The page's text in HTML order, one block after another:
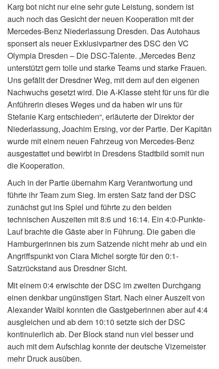
Karg bot nicht nur eine sehr gute Leistung, sondern ist
auch noch das Gesicht der neuen Kooperation mit der
Mercedes-Benz Niederlassung Dresden. Das Autohaus
sponsert als neuer Exklusivpartner des DSC den VC
Olympia Dresden – Die DSC-Talente. „Mercedes Benz
unterstützt gern tolle und starke Teams und starke Frauen.
Uns gefällt der Dresdner Weg, mit dem auf den eigenen
Nachwuchs gesetzt wird. Die A-Klasse steht für uns für die
Anführerin dieses Weges und da haben wir uns für
Stefanie Karg entschieden“, erläuterte der Direktor der
Niederlassung, Joachim Ersing, vor der Partie. Der Kapitän
wurde mit einem neuen Fahrzeug von Mercedes-Benz
ausgestattet und bewirbt in Dresdens Stadtbild somit nun
die Kooperation.
Auch in der Partie übernahm Karg Verantwortung und
führte ihr Team zum Sieg. Im ersten Satz fand der DSC
zunächst gut ins Spiel und führte zu den beiden
technischen Auszeiten mit 8:6 und 16:14. Ein 4:0-Punkte-
Lauf brachte die Gäste aber in Führung. Die gaben die
Hamburgerinnen bis zum Satzende nicht mehr ab und ein
Angriffspunkt von Ciara Michel sorgte für den 0:1-
Satzrückstand aus Dresdner Sicht.
Mit einem 0:4 erwischte der DSC im zweiten Durchgang
einen denkbar ungünstigen Start. Nach einer Auszeit von
Alexander Waibl konnten die Gastgeberinnen aber auf 4:4
ausgleichen und ab dem 10:10 setzte sich der DSC
kontinuierlich ab. Der Block stand nun viel besser und
auch mit dem Aufschlag konnte der deutsche Vizemeister
mehr Druck ausüben.